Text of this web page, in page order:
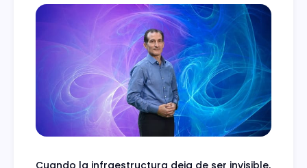
Cuando la infraestructura deja de ser invisible,